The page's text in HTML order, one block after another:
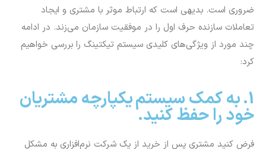
ضروری است. بدیهی است که ارتباط موثر با مشتری و ایجاد
تعاملات سازنده حرف اول را در موفقیت سازمان می‌زند. در ادامه
چند مورد از ویژگی‌های کلیدی سیستم تیکتینگ را بررسی خواهیم
کرد:
1. به کمک سیستم یکپارچه مشتریان
خود را حفظ کنید.
فرض کنید مشتری پس از خرید از یک شرکت نرم‌افزاری به مشکل